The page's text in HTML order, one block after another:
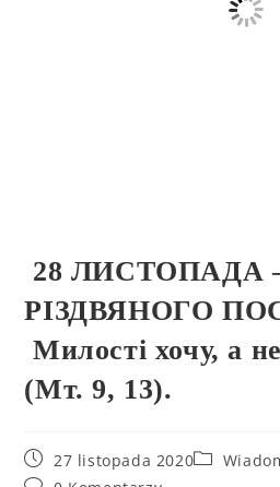
28 ЛИСТОПАДА
РІЗДВЯНОГО
Милості хочу, а
(Мт. 9, 13).
27 listopada 2020